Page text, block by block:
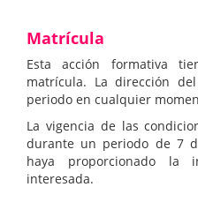
Matrícula
Esta acción formativa
matrícula. La dirección
periodo en cualquier
La vigencia de las
durante un periodo de 7
haya proporcionado la
interesada.